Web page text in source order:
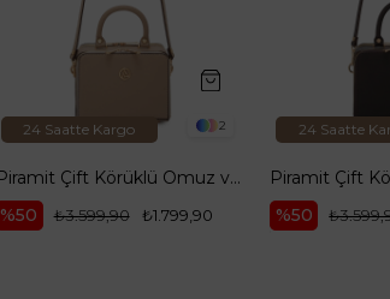
2
24 Saatte Kargo
Piramit Çift Körüklü Omuz ve El Çantası Bej ARM168
%50
₺1.799,90
₺3.599,90
24 Saatte
%50